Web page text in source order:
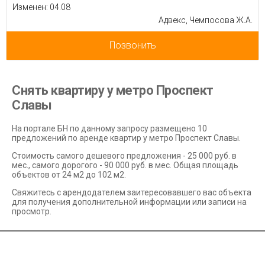
Изменен: 04.08
Адвекс, Чемпосова Ж.А.
Позвонить
Снять квартиру у метро Проспект
Славы
На портале БН по данному запросу размещено 10
предложений по аренде квартир у метро Проспект Славы.
Стоимость самого дешевого предложения - 25 000 руб. в
мес., самого дорогого - 90 000 руб. в мес. Общая площадь
объектов от 24 м2 до 102 м2.
Свяжитесь с арендодателем заитересовавшего вас объекта
для получения дополнительной информации или записи на
просмотр.